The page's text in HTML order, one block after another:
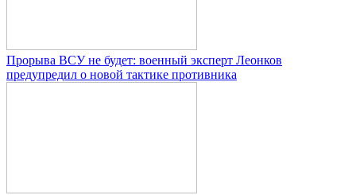
Прорыва ВСУ не будет: военный эксперт Леонков
предупредил о новой тактике противника